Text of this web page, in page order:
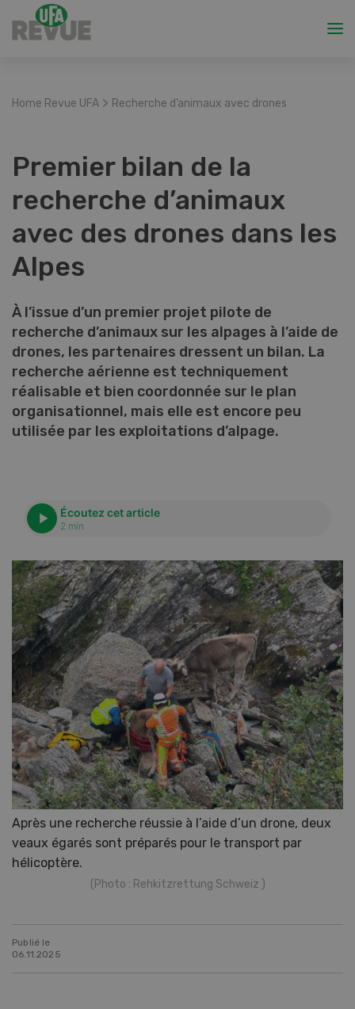
Home Revue UFA > Recherche d’animaux avec drones
Premier bilan de la
recherche d’animaux
avec des drones dans les
Alpes
À l’issue d’un premier projet pilote de
recherche d’animaux sur les alpages à l’aide de
drones, les partenaires dressent un bilan. La
recherche aérienne est techniquement
réalisable et bien coordonnée sur le plan
organisationnel, mais elle est encore peu
utilisée par les exploitations d’alpage.
Écoutez cet article
2 min
Après une recherche réussie à l’aide d’un drone, deux
veaux égarés sont préparés pour le transport par
hélicoptère.
(Photo : Rehkitzrettung Schweiz )
Publié le
06.11.2025